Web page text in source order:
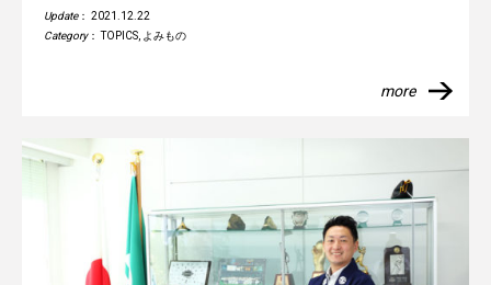
Update： 2021.12.22
Category：TOPICS よみもの
more